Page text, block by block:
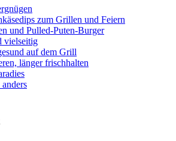
zum Grillen und Feiern
und Pulled-Puten-Burger
vielseitig
auf dem Grill
länger frischhalten